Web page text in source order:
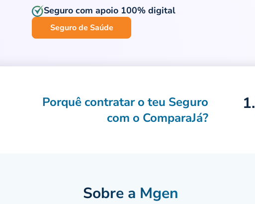
Seguro com apoio 100% digital
Seguro de Saúde
Porquê contratar o teu Seguro
com o ComparaJá?
Sobre a Mgen